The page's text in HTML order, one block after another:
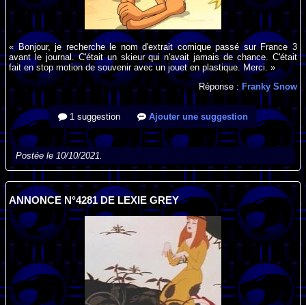
« Bonjour, je recherche le nom d'extrait comique passé sur France 3
avant le journal. C'était un skieur qui n'avait jamais de chance. C'était
fait en stop motion de souvenir avec un jouet en plastique. Merci. »
Réponse :Franky Snow
1 suggestion Ajouter une suggestion
Postée le 10/10/2021.
ANNONCE N°4281 DE LEXIE GREY